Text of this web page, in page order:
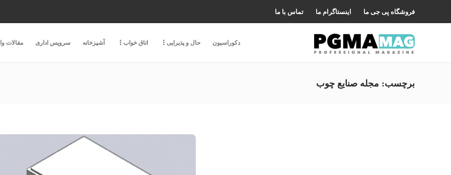
فروشگاه پی جی ما اینستاگرام ما تماس با ما
دکوراسیون حال و پذیرایی اتاق خواب آشپزخانه سرویس اداری مقالات
برچسب: مجله صنایع چوب